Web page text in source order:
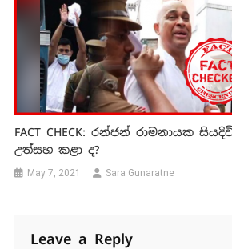
FACT CHECK: රන්ජන් රාමනායක
උත්සහ කළා ද?
May 7, 2021 Sara Gunaratne
Leave a Reply